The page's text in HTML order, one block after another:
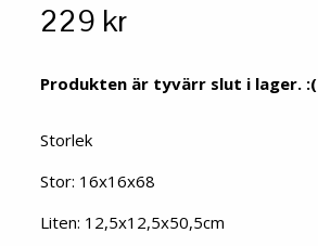
229 kr
Produkten är tyvärr slut i lager. :(
Storlek
Stor: 16x16x68
Liten: 12,5x12,5x50,5cm